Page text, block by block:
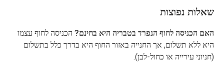
שאלות נפוצות
האם הכניסה לחוף הנפרד בטבריה היא בחינם? הכניסה לחוף עצמו
היא ללא תשלום, אך החנייה באזור החוף היא בדרך כלל בתשלום
(חניוני עירייה או כחול-לבן).